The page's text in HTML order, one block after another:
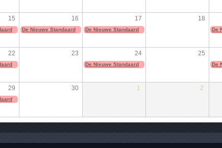
15 16 17 18
De Nieuwe Standaard De Nieuwe Standaard De
22 23 24 25
De Nieuwe Standaard De
29 30 1 2